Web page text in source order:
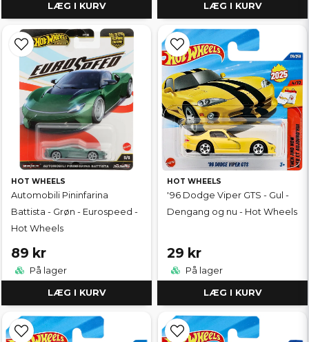
LÆG I KURV LÆG I KURV
HOT WHEELS
Automobili Pininfarina
Battista - Grøn - Eurospeed -
Hot Wheels
89 kr
På lager
LÆG I KURV
HOT WHEELS
'96 Dodge Viper GTS - Gul -
Dengang og nu - Hot Wheels
29 kr
På lager
LÆG I KURV